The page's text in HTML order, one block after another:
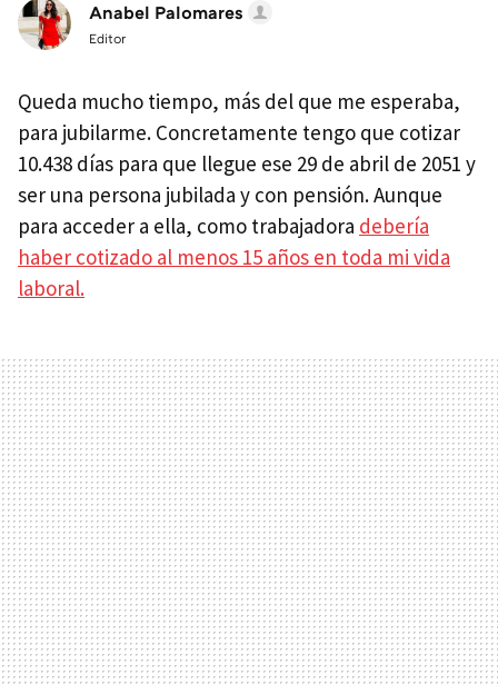
Anabel Palomares
Editor
Queda mucho tiempo, más del que me esperaba,
para jubilarme. Concretamente tengo que cotizar
10.438 días para que llegue ese 29 de abril de 2051 y
ser una persona jubilada y con pensión. Aunque
para acceder a ella, como trabajadora debería
haber cotizado al menos 15 años en toda mi vida
laboral.